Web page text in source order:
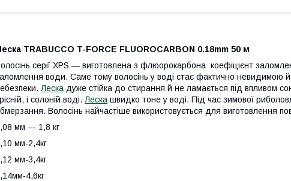
TRABUCCO T-FORCE FLUOROCARBON 0.18mm 50 м
серії XPS — виготовлена з флюорокарбона коефіцієнт
води. Саме тому волосінь у воді стає фактично невидимою
Леска дуже стійка до стирання й не ламається під впливом
і солоній воді. Леска швидко тоне у воді. Під час зимової
Волосінь найчастіше використовується для виготовлення
мм — 1,8 кг
мм-2,4кг
мм-3,4кг
4,6кг